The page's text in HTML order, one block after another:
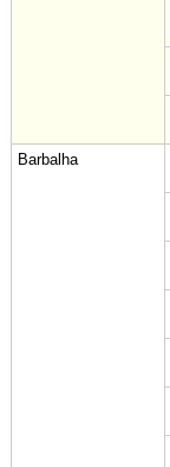
Barbalha